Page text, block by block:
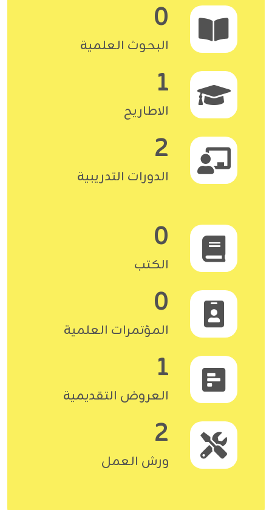
0
البحوث العلمية
1
الاطاريح
2
الدورات التدريبية
0
الكتب
0
المؤتمرات العلمية
1
العروض التقديمية
2
ورش العمل